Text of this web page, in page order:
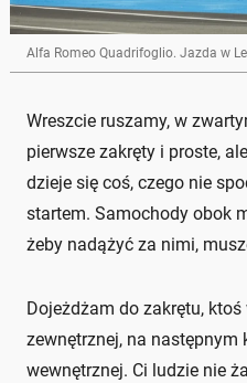
Alfa Romeo Quadrifoglio. Jazda w
Wreszcie ruszamy, w
pierwsze zakręty i proste,
dzieje się coś, czego nie
startem. Samochody obok
żeby nadążyć za nimi,
Dojeżdżam do zakrętu,
zewnętrznej, na następnym
wewnętrznej. Ci ludzie nie